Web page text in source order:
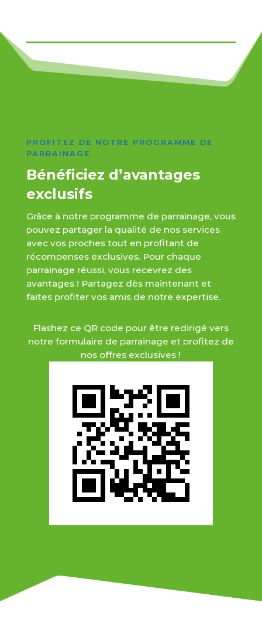
PROFITEZ DE NOTRE PROGRAMME DE
PARRAINAGE
Bénéficiez d’avantages
exclusifs
Grâce à notre programme de parrainage, vous
pouvez partager la qualité de nos services
avec vos proches tout en profitant de
récompenses exclusives. Pour chaque
parrainage réussi, vous recevrez des
avantages ! Partagez dès maintenant et
faites profiter vos amis de notre expertise.
Flashez ce QR code pour être redirigé vers
notre formulaire de parrainage et profitez de
nos offres exclusives !